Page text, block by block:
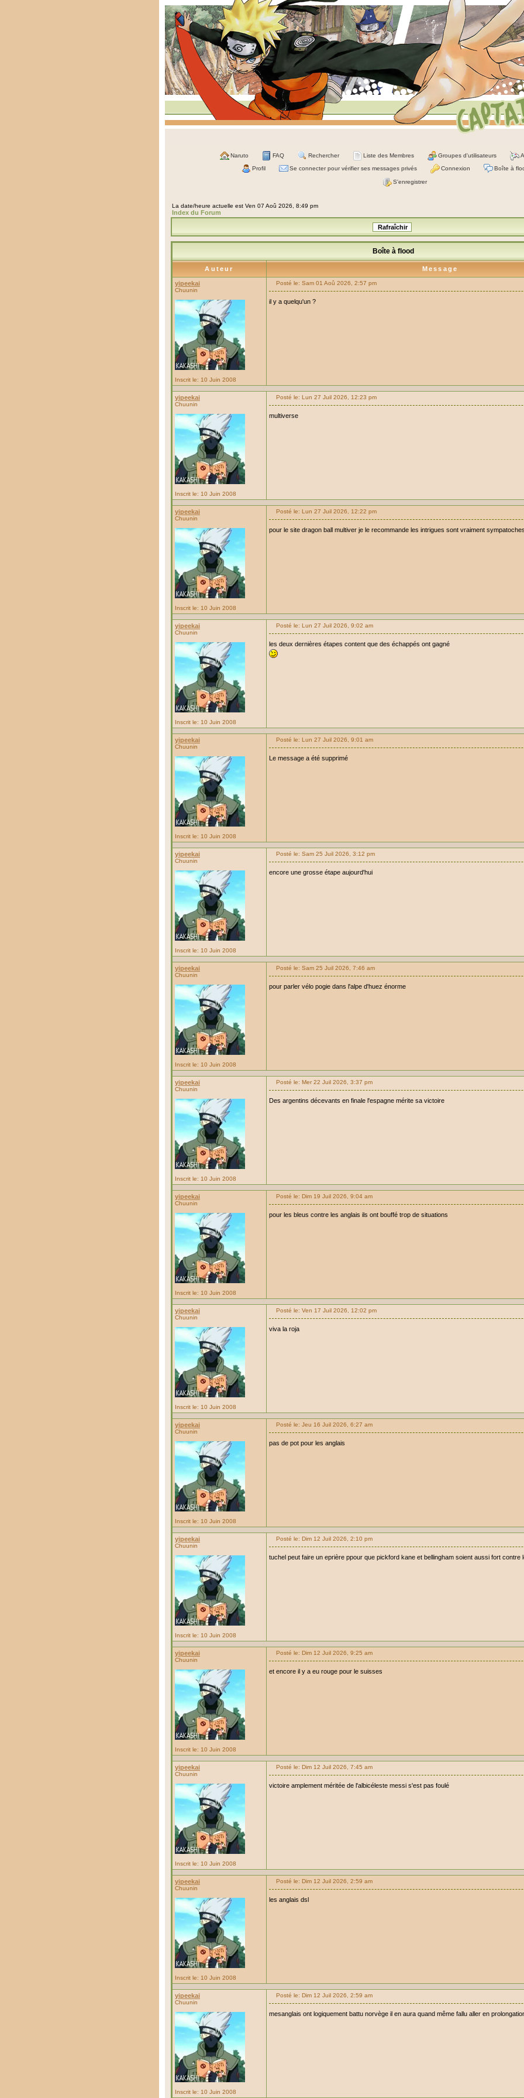
Naruto FAQ Rechercher Liste des Membres Groupes d'utilisateurs
Profil Se connecter pour vérifier ses messages privés Connexion Boîte à
S'enregistrer
La date/heure actuelle est Ven 07 Aoû 2026, 8:49 pm
Index du Forum
Boîte à flood
Auteur Message
yipeekai
Chuunin
Inscrit le: 10 Juin 2008
Posté le: Sam 01 Aoû 2026, 2:57 pm
il y a quelqu'un ?
yipeekai
Chuunin
Inscrit le: 10 Juin 2008
Posté le: Lun 27 Juil 2026, 12:23 pm
multiverse
yipeekai
Chuunin
Inscrit le: 10 Juin 2008
Posté le: Lun 27 Juil 2026, 12:22 pm
pour le site dragon ball multiver je le recommande les intrigues sont vraiment
yipeekai
Chuunin
Inscrit le: 10 Juin 2008
Posté le: Lun 27 Juil 2026, 9:02 am
les deux dernières étapes content que des échappés ont gagné
yipeekai
Chuunin
Inscrit le: 10 Juin 2008
Posté le: Lun 27 Juil 2026, 9:01 am
Le message a été supprimé
yipeekai
Chuunin
Inscrit le: 10 Juin 2008
Posté le: Sam 25 Juil 2026, 3:12 pm
encore une grosse étape aujourd'hui
yipeekai
Chuunin
Inscrit le: 10 Juin 2008
Posté le: Sam 25 Juil 2026, 7:46 am
pour parler vélo pogie dans l'alpe d'huez énorme
yipeekai
Chuunin
Inscrit le: 10 Juin 2008
Posté le: Mer 22 Juil 2026, 3:37 pm
Des argentins décevants en finale l'espagne mérite sa victoire
yipeekai
Chuunin
Inscrit le: 10 Juin 2008
Posté le: Dim 19 Juil 2026, 9:04 am
pour les bleus contre les anglais ils ont bouffé trop de situations
yipeekai
Chuunin
Inscrit le: 10 Juin 2008
Posté le: Ven 17 Juil 2026, 12:02 pm
viva la roja
yipeekai
Chuunin
Inscrit le: 10 Juin 2008
Posté le: Jeu 16 Juil 2026, 6:27 am
pas de pot pour les anglais
yipeekai
Chuunin
Inscrit le: 10 Juin 2008
Posté le: Dim 12 Juil 2026, 2:10 pm
tuchel peut faire un eprière ppour que pickford kane et bellingham soient aussi fort contre
yipeekai
Chuunin
Inscrit le: 10 Juin 2008
Posté le: Dim 12 Juil 2026, 9:25 am
et encore il y a eu rouge pour le suisses
yipeekai
Chuunin
Inscrit le: 10 Juin 2008
Posté le: Dim 12 Juil 2026, 7:45 am
victoire amplement méritée de l'albicéleste messi s'est pas foulé
yipeekai
Chuunin
Inscrit le: 10 Juin 2008
Posté le: Dim 12 Juil 2026, 2:59 am
les anglais dsl
yipeekai
Chuunin
Inscrit le: 10 Juin 2008
Posté le: Dim 12 Juil 2026, 2:59 am
mesanglais ont logiquement battu norvège il en aura quand même fallu aller en